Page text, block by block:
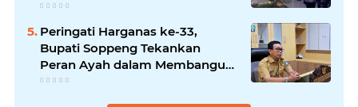
Jalur Hukum
Peringati Harganas ke-33,
Bupati Soppeng Tekankan
Peran Ayah dalam Membangun
Generasi Unggul